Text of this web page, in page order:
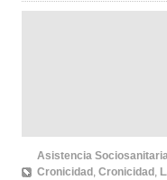
Asistencia
Cronicidad , Cronicidad ,